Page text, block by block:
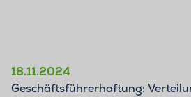
18.11.2024
Geschäftsführerhaftung: